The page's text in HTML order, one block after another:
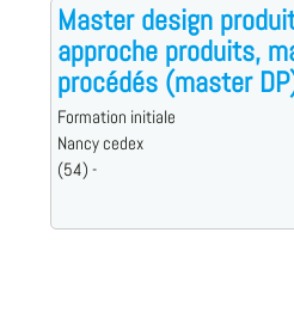
Master design
approche produits,
procédés (master
Formation initiale
Nancy cedex
(54) -